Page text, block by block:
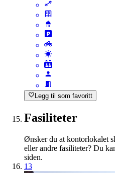
Legg til som favoritt
Fasiliteter
Ønsker du at kontorlokalet
eller andre fasiliteter? Du
siden.
13